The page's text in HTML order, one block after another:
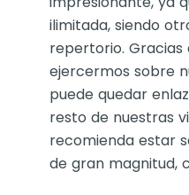
ilimitada, siendo
repertorio. Gracias
ejercermos sobre
puede quedar
resto de nuestras
recomienda estar
de gran magnitud,